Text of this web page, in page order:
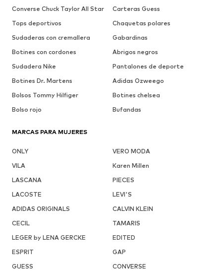
Converse Chuck Taylor All Star
Carteras Guess
Tops deportivos
Chaquetas polares
Sudaderas con cremallera
Gabardinas
Botines con cordones
Abrigos negros
Sudadera Nike
Pantalones de deporte
Botines Dr. Martens
Adidas Ozweego
Bolsos Tommy Hilfiger
Botines chelsea
Bolso rojo
Bufandas
MARCAS PARA MUJERES
ONLY
VERO MODA
VILA
Karen Millen
LASCANA
PIECES
LACOSTE
LEVI'S
ADIDAS ORIGINALS
CALVIN KLEIN
CECIL
TAMARIS
LEGER by LENA GERCKE
EDITED
ESPRIT
GAP
GUESS
CONVERSE